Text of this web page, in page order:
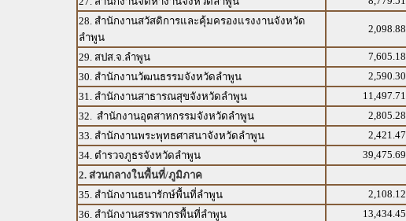
28. สำนักงานสวัสดิการและคุ้มครองแรงงานจังหวัด
ลำพูน
2,098.88
29. สปส.จ.ลำพูน 7,605.18
30. สำนักงานวัฒนธรรมจังหวัดลำพูน
2,590.30
31. สำนักงานสาธารณสุขจังหวัดลำพูน
11,497.71
32. สำนักงานอุตสาหกรรมจังหวัดลำพูน
2,805.28
33. สำนักงานพระพุทธศาสนาจังหวัดลำพูน
2,421.47
34. ตำรวจภูธรจังหวัดลำพูน
39,475.69
2. ส่วนกลางในพื้นที่/ภูมิภาค
35. สำนักงานธนารักษ์พื้นที่ลำพูน
2,108.12
36. สำนักงานสรรพากรพื้นที่ลำพูน
13,434.45